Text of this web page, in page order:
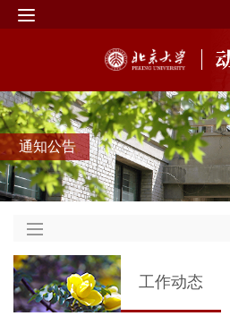
通知公告
工作动态